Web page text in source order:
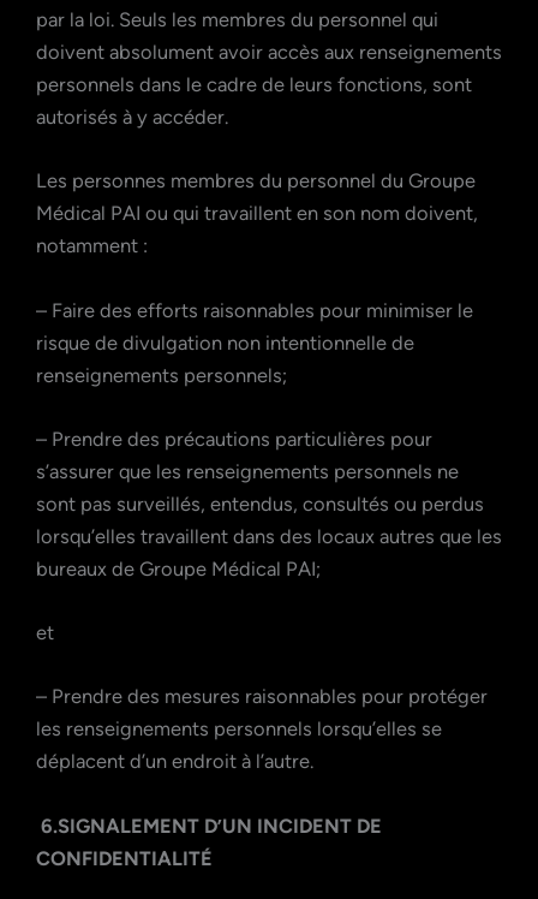
par la loi. Seuls les membres du personnel qui
doivent absolument avoir accès aux renseignements
personnels dans le cadre de leurs fonctions, sont
autorisés à y accéder.
Les personnes membres du personnel du Groupe
Médical PAI ou qui travaillent en son nom doivent,
notamment :
– Faire des efforts raisonnables pour minimiser le
risque de divulgation non intentionnelle de
renseignements personnels;
– Prendre des précautions particulières pour
s’assurer que les renseignements personnels ne
sont pas surveillés, entendus, consultés ou perdus
lorsqu’elles travaillent dans des locaux autres que les
bureaux de Groupe Médical PAI;
et
– Prendre des mesures raisonnables pour protéger
les renseignements personnels lorsqu’elles se
déplacent d’un endroit à l’autre.
6.SIGNALEMENT D’UN INCIDENT DE
CONFIDENTIALITÉ